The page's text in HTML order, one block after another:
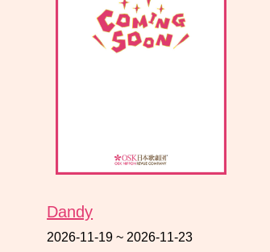
Dandy
2026-11-19 ~ 2026-11-23